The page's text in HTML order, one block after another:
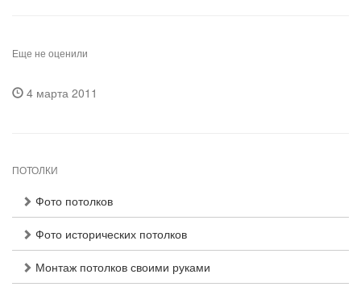
Еще не оценили
4 марта 2011
ПОТОЛКИ
Фото потолков
Фото исторических потолков
Монтаж потолков своими руками